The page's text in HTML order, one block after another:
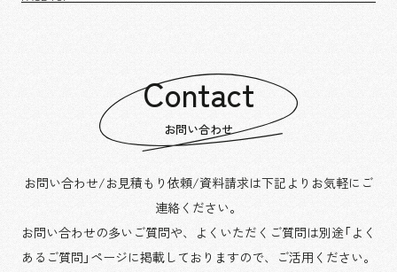
Contact
お問い合わせ
お問い合わせ/お見積もり依頼/資料請求は下記よりお気軽にご
連絡ください。
お問い合わせの多いご質問や、よくいただくご質問は別途「よく
あるご質問」ページに掲載しておりますので、
ご活用ください。